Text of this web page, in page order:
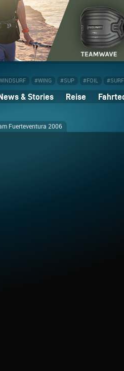
#WING #SUP #FOIL #SURF
& Stories Reise
Fuerteventura 2006